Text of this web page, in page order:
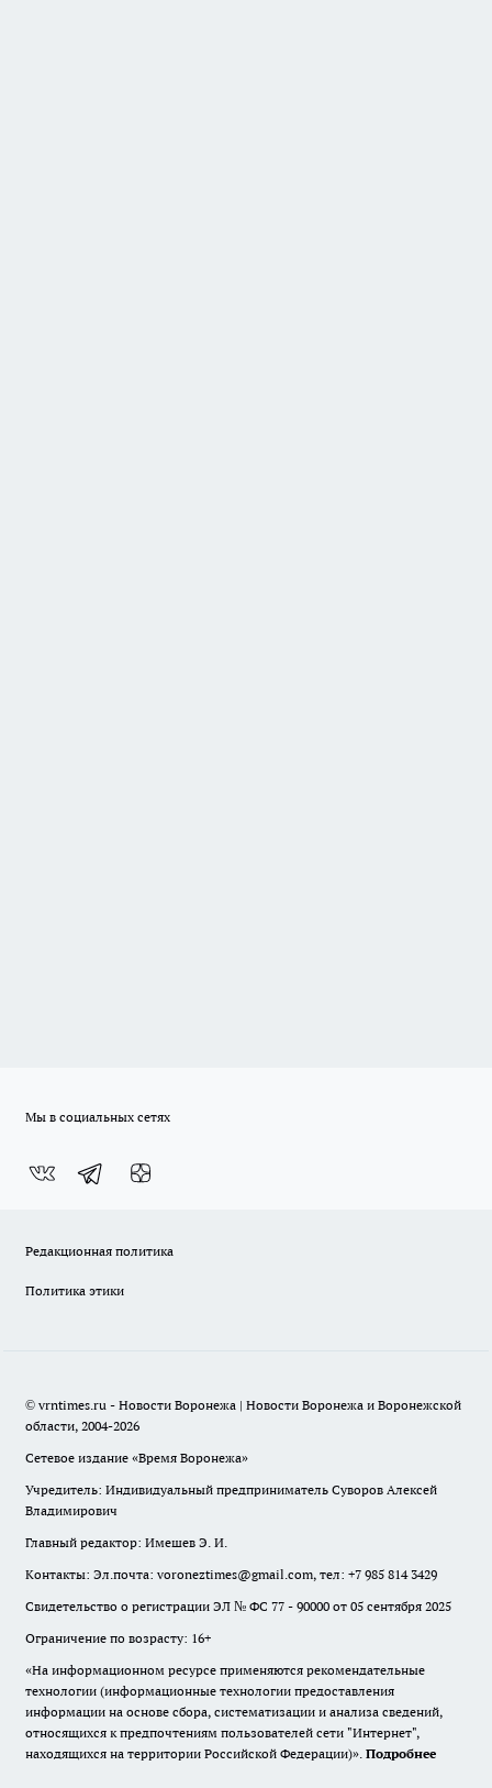
Мы в социальных сетях
Редакционная политика
Политика этики
© vrntimes.ru - Новости Воронежа | Новости Воронежа и Воронежской
области, 2004-2026
Сетевое издание «Время Воронежа»
Учредитель: Индивидуальный предприниматель Суворов Алексей
Владимирович
Главный редактор: Имешев Э. И.
Контакты: Эл.почта: voroneztimes@gmail.com, тел: +7 985 814 3429
Свидетельство о регистрации ЭЛ № ФС 77 - 90000 от 05 сентября 2025
Ограничение по возрасту: 16+
«На информационном ресурсе применяются рекомендательные
технологии (информационные технологии предоставления
информации на основе сбора, систематизации и анализа сведений,
относящихся к предпочтениям пользователей сети "Интернет",
находящихся на территории Российской Федерации)». Подробнее